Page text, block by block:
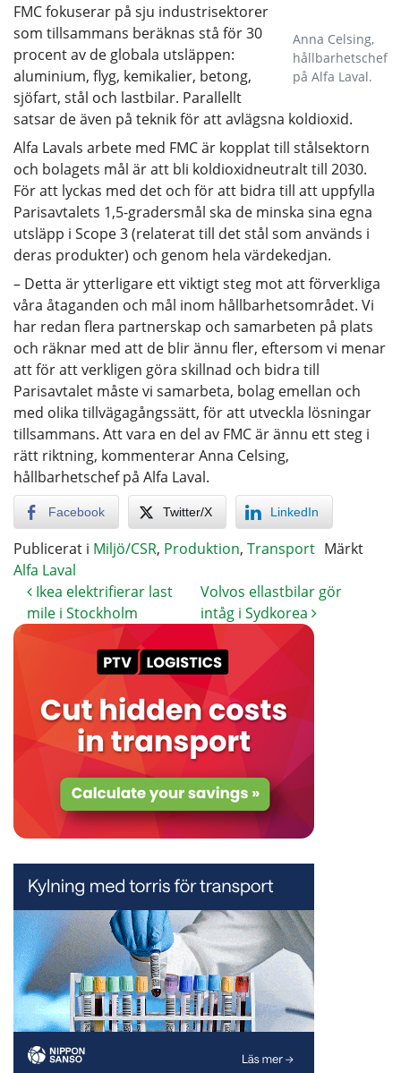
Anna Celsing,
hållbarhetschef
på Alfa Laval.
FMC fokuserar på sju industrisektorer
som tillsammans beräknas stå för 30
procent av de globala utsläppen:
aluminium, flyg, kemikalier, betong,
sjöfart, stål och lastbilar. Parallellt
satsar de även på teknik för att avlägsna koldioxid.
Alfa Lavals arbete med FMC är kopplat till stålsektorn
och bolagets mål är att bli koldioxidneutralt till 2030.
För att lyckas med det och för att bidra till att uppfylla
Parisavtalets 1,5-gradersmål ska de minska sina egna
utsläpp i Scope 3 (relaterat till det stål som används i
deras produkter) och genom hela värdekedjan.
– Detta är ytterligare ett viktigt steg mot att förverkliga
våra åtaganden och mål inom hållbarhetsområdet. Vi
har redan flera partnerskap och samarbeten på plats
och räknar med att de blir ännu fler, eftersom vi menar
att för att verkligen göra skillnad och bidra till
Parisavtalet måste vi samarbeta, bolag emellan och
med olika tillvägagångssätt, för att utveckla lösningar
tillsammans. Att vara en del av FMC är ännu ett steg i
rätt riktning, kommenterar Anna Celsing,
hållbarhetschef på Alfa Laval.
Facebook Twitter/X LinkedIn
Publicerat i Miljö/CSR, Produktion, Transport Märkt
Alfa Laval
Ikea elektrifierar last
mile i Stockholm
Volvos ellastbilar gör
intåg i Sydkorea